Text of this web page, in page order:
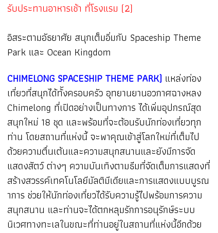
รับประทานอาหารเช้า ที่โรงแรม (2)
อิสระตามอัธยาศัย สนุกเต็มอิ่มกับ Spaceship Theme
Park และ Ocean Kingdom
CHIMELONG SPACESHIP THEME PARK) แหล่งท่อง
เที่ยวที่สนุกได้ท้ังครอบครัว อุทยานยานอวกาศฉางหลง
Chimelong ที่เปิดอย่างเป็นทางการ ได้เพิ่มอุปกรณ์สุด
สนุกใหม่ 18 ชุด และพร้อมที่จะต้อนรับนักท่องเที่ยวทุก
ท่าน โดยสถานที่แห่งนี้ จะพาคุณเข้าสู่โลกใหม่ที่เต็มไป
ด้วยความตื่นเต้นและความสนุกสนานและยังมีการจัด
แสดงสัตว์ ต่างๆ ความบันเทิงตามธีมที่จัดเต็มการแสดงที่
สร้างสวรรค์เทคโนโลยีมัลติมีเดียและการแสดงแบบบูรณ
าการ ช่วยให้นักท่องเที่ยวได้รับความรู้ไปพร้อมการความ
สนุกสนาน และท่านจะได้ตกหลุมรักการอนุรักษ์ระบบ
นิเวศทางทะเลในขณะที่ท่านอยู่ในสถานที่แห่งนี้อีกด้วย